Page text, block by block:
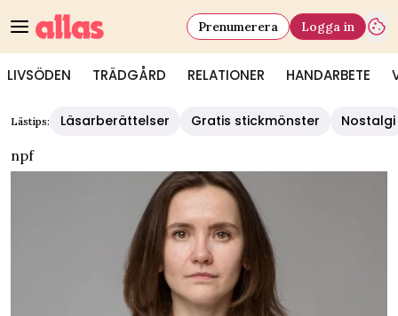
LIVSÖDEN TRÄDGÅRD RELATIONER HANDARBETE
Prenumerera Logga in
Lästips: Läsarberättelser Gratis stickmönster
Nostalgi
npf